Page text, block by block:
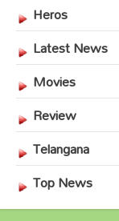
Heros
Latest News
Movies
Review
Telangana
Top News